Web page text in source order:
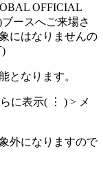
OFFICIAL
ースへご来場さ
にはなりませんの
)
となります。
に表示( ⋮ ) > メ
外になりますので